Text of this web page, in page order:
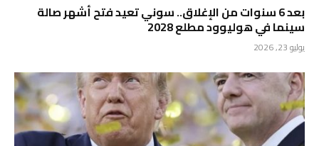
بعد 6 سنوات من الإغلاق.. سوني تعيد فتح أشهر صالة
سينما في هوليوود مطلع 2028
يوليو 23, 2026